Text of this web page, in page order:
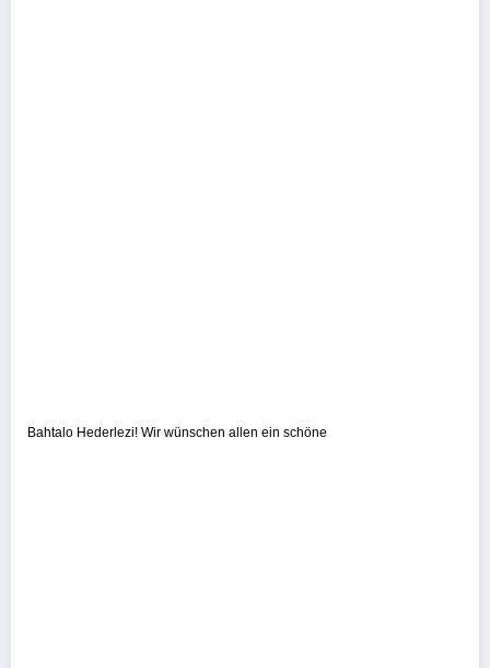
Bahtalo Hederlezi! Wir wünschen allen ein schöne